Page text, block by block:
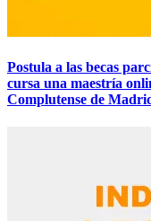
Postula a las becas
cursa una maestría
Complutense de